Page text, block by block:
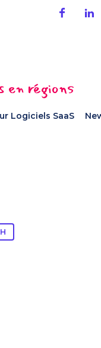
en régions
Logiciels SaaS